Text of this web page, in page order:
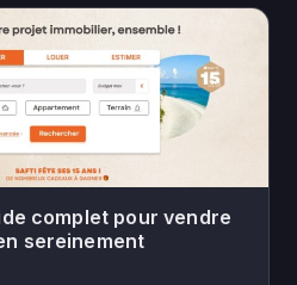
complet pour vendre
sereinement